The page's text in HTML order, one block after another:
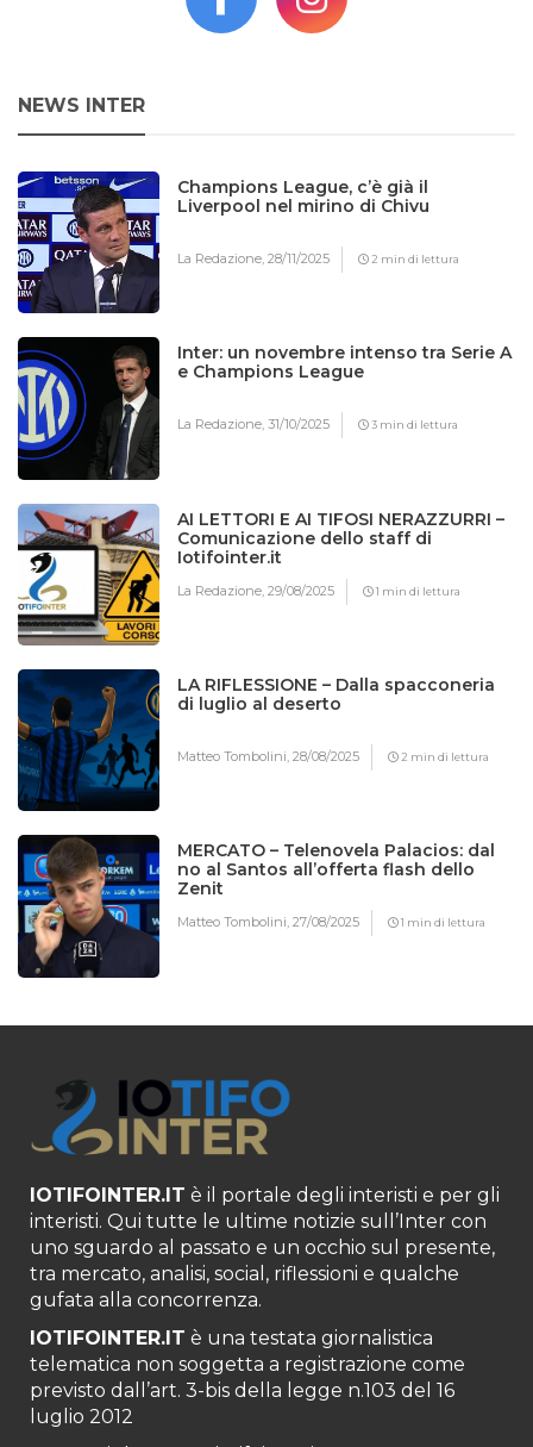
NEWS INTER
Champions League, c’è già il
Liverpool nel mirino di Chivu
La Redazione,28/11/2025 2 min di lettura
Inter: un novembre intenso tra Serie A
e Champions League
La Redazione,31/10/2025 3 min di lettura
AI LETTORI E AI TIFOSI NERAZZURRI –
Comunicazione dello staff di
Iotifointer.it
La Redazione,29/08/2025 1 min di lettura
LA RIFLESSIONE – Dalla spacconeria
di luglio al deserto
Matteo Tombolini,28/08/2025 2 min di lettura
MERCATO – Telenovela Palacios: dal
no al Santos all’offerta flash dello
Zenit
Matteo Tombolini,27/08/2025 1 min di lettura
IOTIFOINTER.IT è il portale degli interisti e per gli
interisti. Qui tutte le ultime notizie sull’Inter con
uno sguardo al passato e un occhio sul presente,
tra mercato, analisi, social, riflessioni e qualche
gufata alla concorrenza.
IOTIFOINTER.IT è una testata giornalistica
telematica non soggetta a registrazione come
previsto dall’art. 3-bis della legge n.103 del 16
luglio 2012